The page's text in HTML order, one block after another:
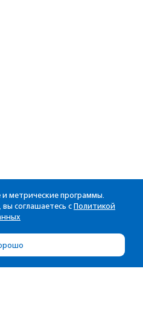
метрические программы.
соглашаетесь с Политикой